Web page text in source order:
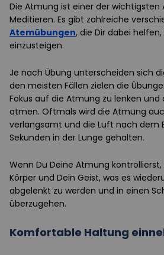
Die Atmung ist einer der wichtigsten
Meditieren. Es gibt zahlreiche
Atemübungen, die Dir dabei
einzusteigen.
Je nach Übung unterscheiden sich
den meisten Fällen zielen die
Fokus auf die Atmung zu lenken und
atmen. Oftmals wird die Atmung
verlangsamt und die Luft nach dem
Sekunden in der Lunge gehalten.
Wenn Du Deine Atmung
Körper und Dein Geist, was es
abgelenkt zu werden und in einen
überzugehen.
Komfortable Haltung